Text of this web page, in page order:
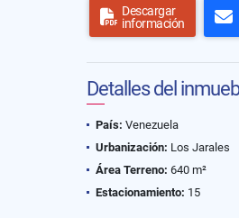
Descargar
información
Detalles del
País: Venezuela
Urbanización: Los Jarales
Área Terreno: 640 m²
Estacionamiento: 15